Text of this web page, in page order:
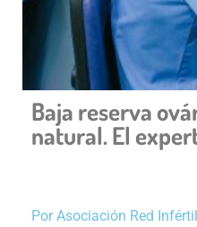
Baja reserva
natural. El
PorAsociación Red